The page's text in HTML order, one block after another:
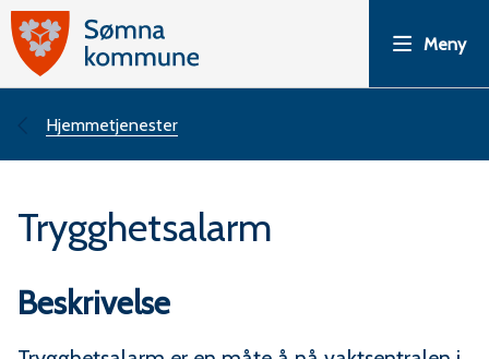
ø
a
Meny
Du
her:
Hjemmetjenester
Trygghetsalarm
Beskrivelse